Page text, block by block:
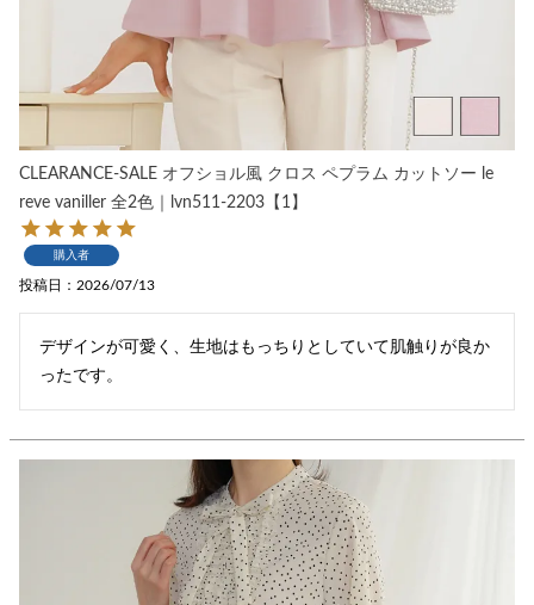
CLEARANCE-SALE オフショル風 クロス ペプラム カットソー le
reve vaniller 全2色｜lvn511-2203【1】
購入者
投稿日 2026/07/13
デザインが可愛く、生地はもっちりとしていて肌触りが良か
ったです。